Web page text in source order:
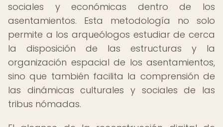
sociales y económicas dentro de los
asentamientos. Esta metodología no solo
permite a los arqueólogos estudiar de cerca
la disposición de las estructuras y la
organización espacial de los asentamientos,
sino que también facilita la comprensión de
las dinámicas culturales y sociales de las
tribus nómadas.